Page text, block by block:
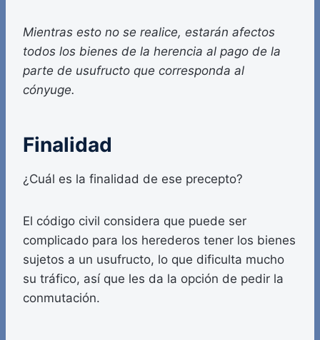
Mientras esto no se realice, estarán afectos
todos los bienes de la herencia al pago de la
parte de usufructo que corresponda al
cónyuge.
Finalidad
¿Cuál es la finalidad de ese precepto?
El código civil considera que puede ser
complicado para los herederos tener los bienes
sujetos a un usufructo, lo que dificulta mucho
su tráfico, así que les da la opción de pedir la
conmutación.